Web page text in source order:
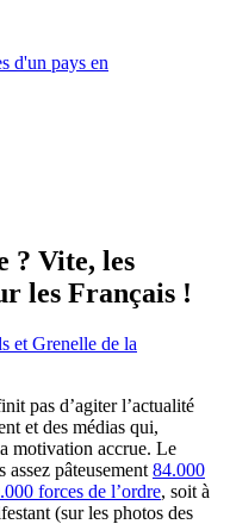
d'un pays en
? Vite, les
les Français !
et Grenelle de la
pas d’agiter l’actualité
et des médias qui,
motivation accrue. Le
pâteusement 84.000
forces de l’ordre, soit à
(sur les photos des